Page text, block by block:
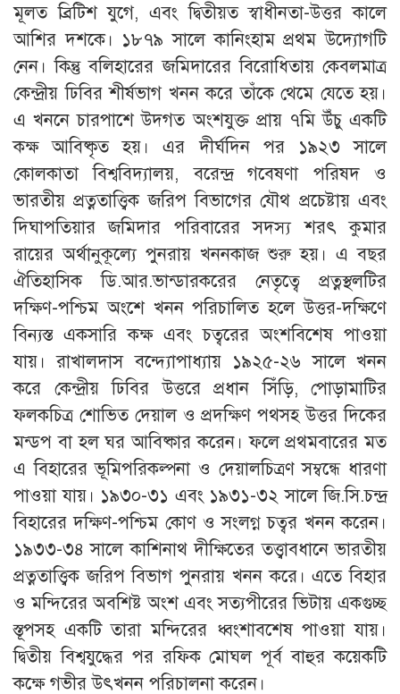
মূলত ব্রিটিশ যুগে, এবং দ্বিতীয়ত স্বাধীনতা-উত্তর কালে
আশির দশকে। ১৮৭৯ সালে কানিংহাম প্রথম উদ্যোগটি
নেন। কিন্তু বলিহারের জমিদারের বিরোধিতায় কেবলমাত্র
কেন্দ্রীয় ঢিবির শীর্ষভাগ খনন করে তাঁকে থেমে যেতে হয়।
এ খননে চারপাশে উদগত অংশযুক্ত প্রায় ৭মি উঁচু একটি
কক্ষ আবিষ্কৃত হয়। এর দীর্ঘদিন পর ১৯২৩ সালে
কোলকাতা বিশ্ববিদ্যালয়, বরেন্দ্র গবেষণা পরিষদ ও
ভারতীয় প্রত্নতাত্ত্বিক জরিপ বিভাগের যৌথ প্রচেষ্টায় এবং
দিঘাপতিয়ার জমিদার পরিবারের সদস্য শরৎ কুমার
রায়ের অর্থানুকূল্যে পুনরায় খননকাজ শুরু হয়। এ বছর
ঐতিহাসিক ডি.আর.ভান্ডারকরের নেতৃত্বে প্রত্নস্থলটির
দক্ষিণ-পশ্চিম অংশে খনন পরিচালিত হলে উত্তর-দক্ষিণে
বিন্যস্ত একসারি কক্ষ এবং চত্বরের অংশবিশেষ পাওয়া
যায়। রাখালদাস বন্দ্যোপাধ্যায় ১৯২৫-২৬ সালে খনন
করে কেন্দ্রীয় ঢিবির উত্তরে প্রধান সিঁড়ি, পোড়ামাটির
ফলকচিত্র শোভিত দেয়াল ও প্রদক্ষিণ পথসহ উত্তর দিকের
মন্ডপ বা হল ঘর আবিষ্কার করেন। ফলে প্রথমবারের মত
এ বিহারের ভূমিপরিকল্পনা ও দেয়ালচিত্রণ সম্বন্ধে ধারণা
পাওয়া যায়। ১৯৩০-৩১ এবং ১৯৩১-৩২ সালে জি.সি.চন্দ্র
বিহারের দক্ষিণ-পশ্চিম কোণ ও সংলগ্ন চত্বর খনন করেন।
১৯৩৩-৩৪ সালে কাশিনাথ দীক্ষিতের তত্ত্বাবধানে ভারতীয়
প্রত্নতাত্ত্বিক জরিপ বিভাগ পুনরায় খনন করে। এতে বিহার
ও মন্দিরের অবশিষ্ট অংশ এবং সত্যপীরের ভিটায় একগুচ্ছ
স্তূপসহ একটি তারা মন্দিরের ধ্বংশাবশেষ পাওয়া যায়।
দ্বিতীয় বিশ্বযুদ্ধের পর রফিক মোঘল পূর্ব বাহুর কয়েকটি
কক্ষে গভীর উৎখনন পরিচালনা করেন।